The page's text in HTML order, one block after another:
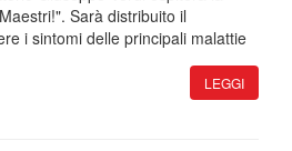
Sarà distribuito il
i sintomi delle principali malattie
LEGGI